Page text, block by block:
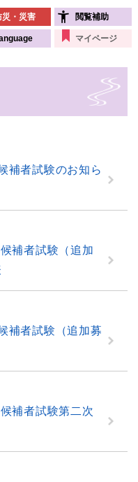
て本文へ
災・災害 閲覧補助
マイページ
補者試験のお知ら
補者試験（追加
補者試験（追加募
補者試験第二次